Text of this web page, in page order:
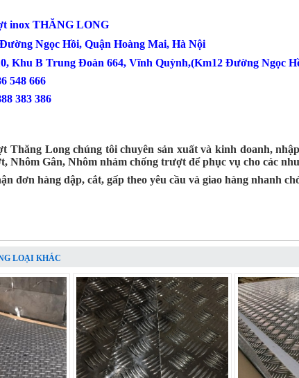
inox THĂNG LONG
Ngọc Hồi, Quận Hoàng Mai, Hà Nội
Khu B Trung Đoàn 664, Vĩnh Quỳnh,(Km12 Đường Ngọc
0386 548 666
383 386
Thăng Long chúng tôi chuyên sản xuất và kinh doanh,
Nhôm Gân, Nhôm nhám chống trượt để phục vụ cho các
đơn hàng dập, cắt, gấp theo yêu cầu và giao hàng nhanh
LOẠI KHÁC